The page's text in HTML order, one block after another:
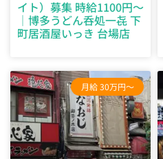
イト）募集 時給1100円～
｜博多うどん呑処一㐂 下
町居酒屋いっき 台場店
月給 30万円～